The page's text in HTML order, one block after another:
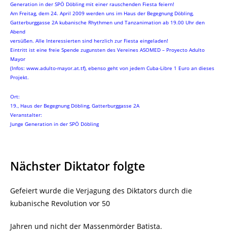
Generation in der SPÖ Döbling mit einer rauschenden Fiesta feiern!
Am Freitag, dem 24. April 2009 werden uns im Haus der Begegnung Döbling,
Gatterburggasse 2A kubanische Rhythmen und Tanzanimation ab 19.00 Uhr den
Abend
versüßen. Alle Interessierten sind herzlich zur Fiesta eingeladen!
Eintritt ist eine freie Spende zugunsten des Vereines ASOMED – Proyecto Adulto
Mayor
(Infos: www.adulto-mayor.at.tf), ebenso geht von jedem Cuba-Libre 1 Euro an dieses
Projekt.
Ort:
19., Haus der Begegnung Döbling, Gatterburggasse 2A
Veranstalter:
Junge Generation in der SPÖ Döbling
Nächster Diktator folgte
Gefeiert wurde die Verjagung des Diktators durch die
kubanische Revolution vor 50
Jahren und nicht der Massenmörder Batista.